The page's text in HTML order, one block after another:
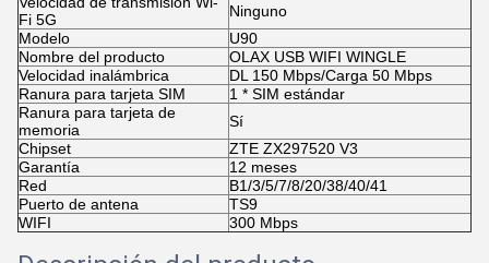
Fi 5G
Ninguno
Modelo
U90
Nombre del producto
OLAX USB WIFI WINGLE
Velocidad inalámbrica
DL 150 Mbps/Carga 50 Mbps
Ranura para tarjeta SIM
1 * SIM estándar
Ranura para tarjeta de
memoria
Sí
Chipset
ZTE ZX297520 V3
Garantía
12 meses
Red
B1/3/5/7/8/20/38/40/41
Puerto de antena
TS9
WIFI
300 Mbps